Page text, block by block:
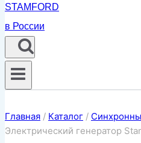
Главная / Каталог /
Электрический генератор